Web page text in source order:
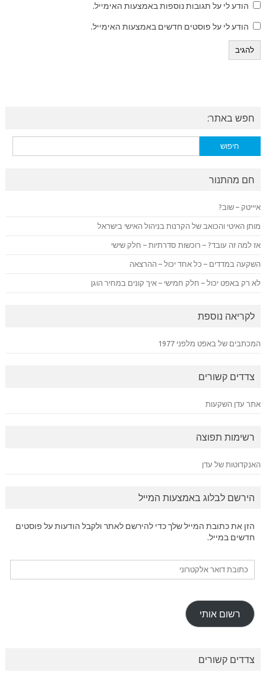
הודע לי על תגובות נוספות באמצעות האימייל.
הודע לי על פוסטים חדשים באמצעות האימייל.
חפש באתר:
חם מהתנור
איייטק – שוב?
מותן האיטי והכואב של הקרנות בניהול האישי בישראל
אז למה זה עובד? – רוכשות סדרתיות – חלק שישי
השקעה במדדים – כל אחד יכול – ההרצאה
לא רק באפט יכול – חלק חמישי – איך קונים במחיר הוגן
לקריאה נוספת
המכתבים של באפט מלפני 1977
צדדים קשורים
אתר עדן השקעות
רשימות תפוצה
האנקדוטות של עדן
הירשם לבלוג באמצעות המייל
הזן את כתובת המייל שלך כדי להירשם לאתר ולקבל הודעות על פוסטים
חדשים במייל.
רשום אותי
צדדים קשורים